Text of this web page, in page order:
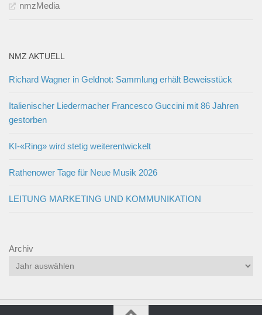
nmzMedia
NMZ AKTUELL
Richard Wagner in Geldnot: Sammlung erhält Beweisstück
Italienischer Liedermacher Francesco Guccini mit 86 Jahren
gestorben
KI-«Ring» wird stetig weiterentwickelt
Rathenower Tage für Neue Musik 2026
LEITUNG MARKETING UND KOMMUNIKATION
Archiv